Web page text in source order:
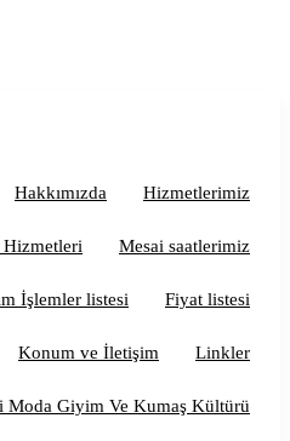
Hakkımızda Hizmetlerimiz
Hizmetleri Mesai saatlerimiz
İşlemler listesi Fiyat listesi
Konum ve İletişim Linkler
Moda Giyim Ve Kumaş Kültürü